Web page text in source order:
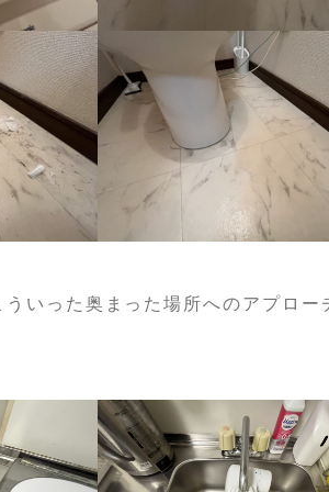
いった奥まった場所へのアプロー